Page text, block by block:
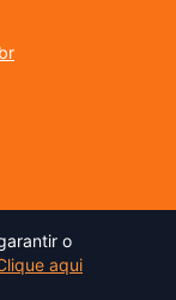
o
aqui